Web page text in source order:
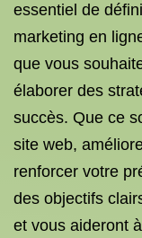
essentiel de
marketing en
que vous
élaborer des
succès. Que ce
site web,
renforcer votre
des objectifs
et vous aideront